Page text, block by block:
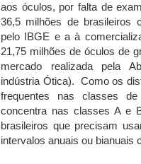
aos óculos, por falta de
36,5 milhões de brasileiros
pelo IBGE e a à
21,75 milhões de óculos de
mercado realizada pela
indústria Ótica). Como os
frequentes nas classes
concentra nas classes A e
brasileiros que precisam
intervalos anuais ou bianuais